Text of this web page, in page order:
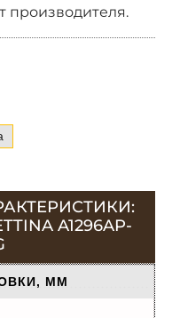
производителя.
A1296AP-
ММ